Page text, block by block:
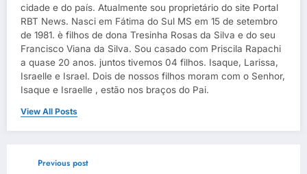
cidade e do país. Atualmente sou proprietário do site Portal
RBT News. Nasci em Fátima do Sul MS em 15 de setembro
de 1981. è filhos de dona Tresinha Rosas da Silva e do seu
Francisco Viana da Silva. Sou casado com Priscila Rapachi
a quase 20 anos. juntos tivemos 04 filhos. Isaque, Larissa,
Israelle e Israel. Dois de nossos filhos moram com o Senhor,
Isaque e Israelle , estão nos braços do Pai.
View All Posts
Previous post